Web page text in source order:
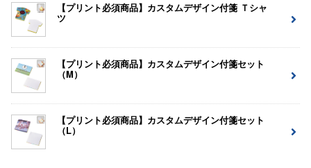
【プリント必須商品】カスタムデザイン付箋 Ｔシャ
ツ
【プリント必須商品】カスタムデザイン付箋セット
（M）
【プリント必須商品】カスタムデザイン付箋セット
（L）